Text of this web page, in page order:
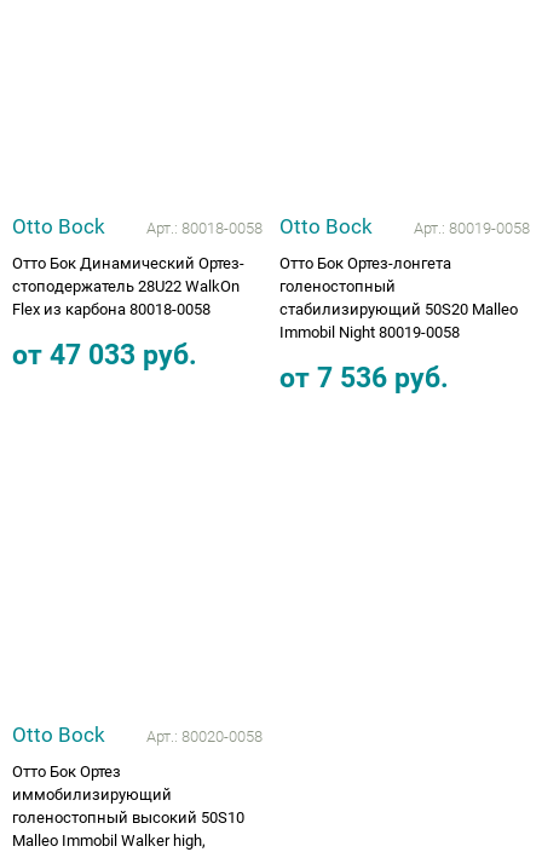
Otto Bock Арт.: 80018-0058
Отто Бок Динамический Ортез-
стоподержатель 28U22 WalkOn
Flex из карбона 80018-0058
от 47 033 руб.
Otto Bock Арт.: 80019-0058
Отто Бок Ортез-лонгета
голеностопный
стабилизирующий 50S20 Malleo
Immobil Night 80019-0058
от 7 536 руб.
Otto Bock Арт.: 80020-0058
Отто Бок Ортез
иммобилизирующий
голеностопный высокий 50S10
Malleo Immobil Walker high,